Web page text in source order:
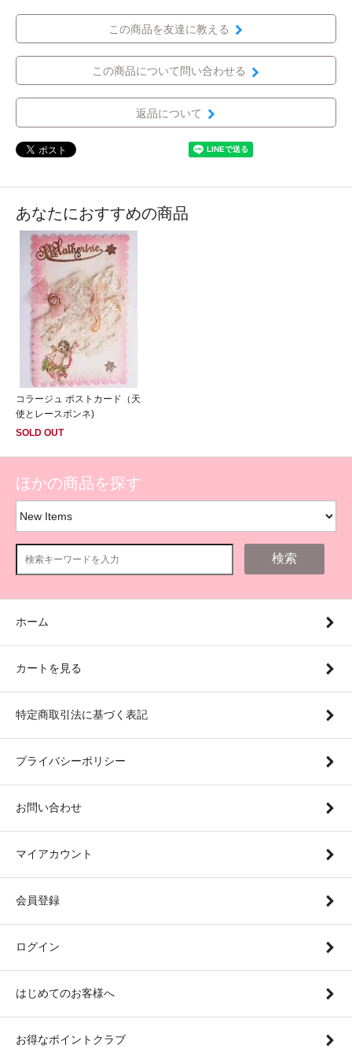
この商品を友達に教える
この商品について問い合わせる
返品について
あなたにおすすめの商品
コラージュ ポストカード（天
使とレースボンネ)
SOLD OUT
ほかの商品を探す
検索
ホーム
カートを見る
特定商取引法に基づく表記
プライバシーポリシー
お問い合わせ
マイアカウント
会員登録
ログイン
はじめてのお客様へ
お得なポイントクラブ